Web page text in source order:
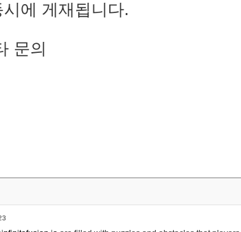
에 게재됩니다.
문의